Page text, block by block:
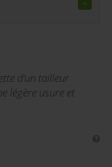
d'un tailleur
légère usure et